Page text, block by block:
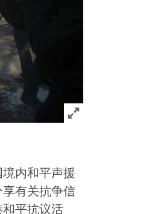
Click to expand
内和平声援
有关抗争信
平抗议活